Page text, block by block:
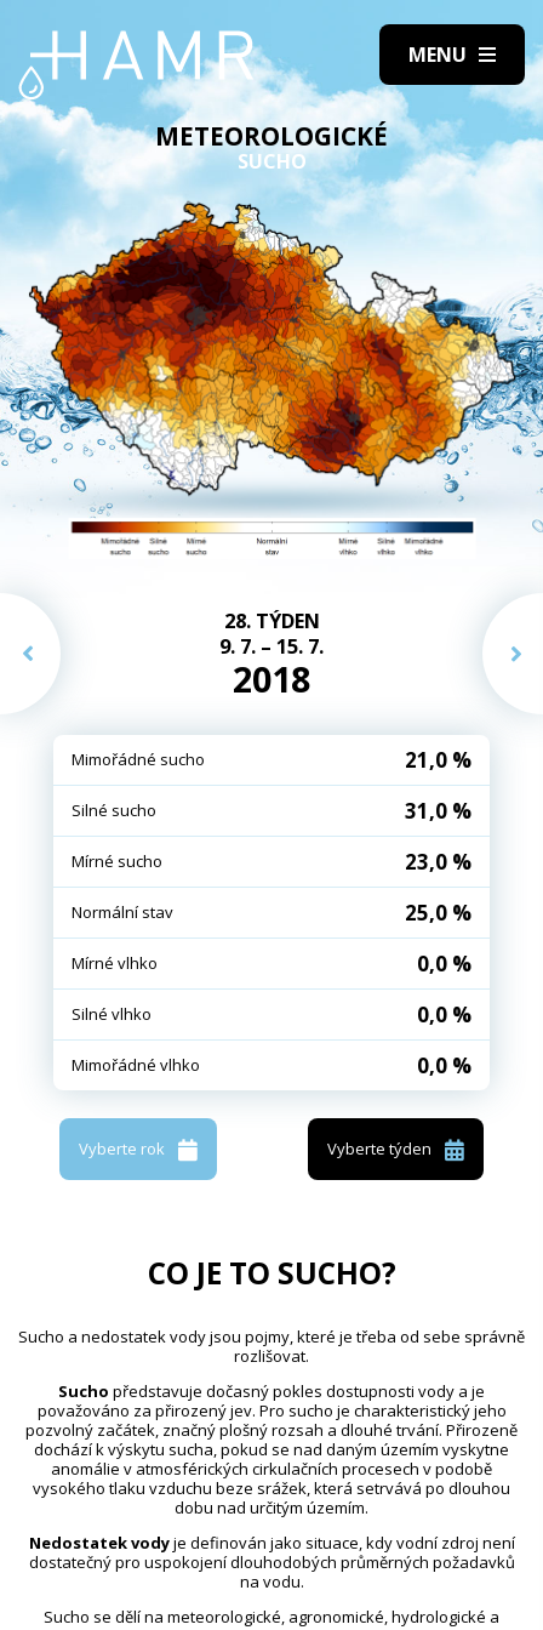
METEOROLOGICKÉ
SUCHO
28. TÝDEN
9. 7. – 15. 7.
2018
Mimořádné sucho 21,0 %
Silné sucho 31,0 %
Mírné sucho 23,0 %
Normální stav 25,0 %
Mírné vlhko 0,0 %
Silné vlhko 0,0 %
Mimořádné vlhko 0,0 %
Vyberte rok Vyberte týden
CO JE TO SUCHO?
Sucho a nedostatek vody jsou pojmy, které je třeba od sebe správně
rozlišovat.
Sucho představuje dočasný pokles dostupnosti vody a je
považováno za přirozený jev. Pro sucho je charakteristický jeho
pozvolný začátek, značný plošný rozsah a dlouhé trvání. Přirozeně
dochází k výskytu sucha, pokud se nad daným územím vyskytne
anomálie v atmosférických cirkulačních procesech v podobě
vysokého tlaku vzduchu beze srážek, která setrvává po dlouhou
dobu nad určitým územím.
Nedostatek vodyje definován jako situace, kdy vodní zdroj není
dostatečný pro uspokojení dlouhodobých průměrných požadavků
na vodu.
Sucho se dělí na meteorologické, agronomické, hydrologické a